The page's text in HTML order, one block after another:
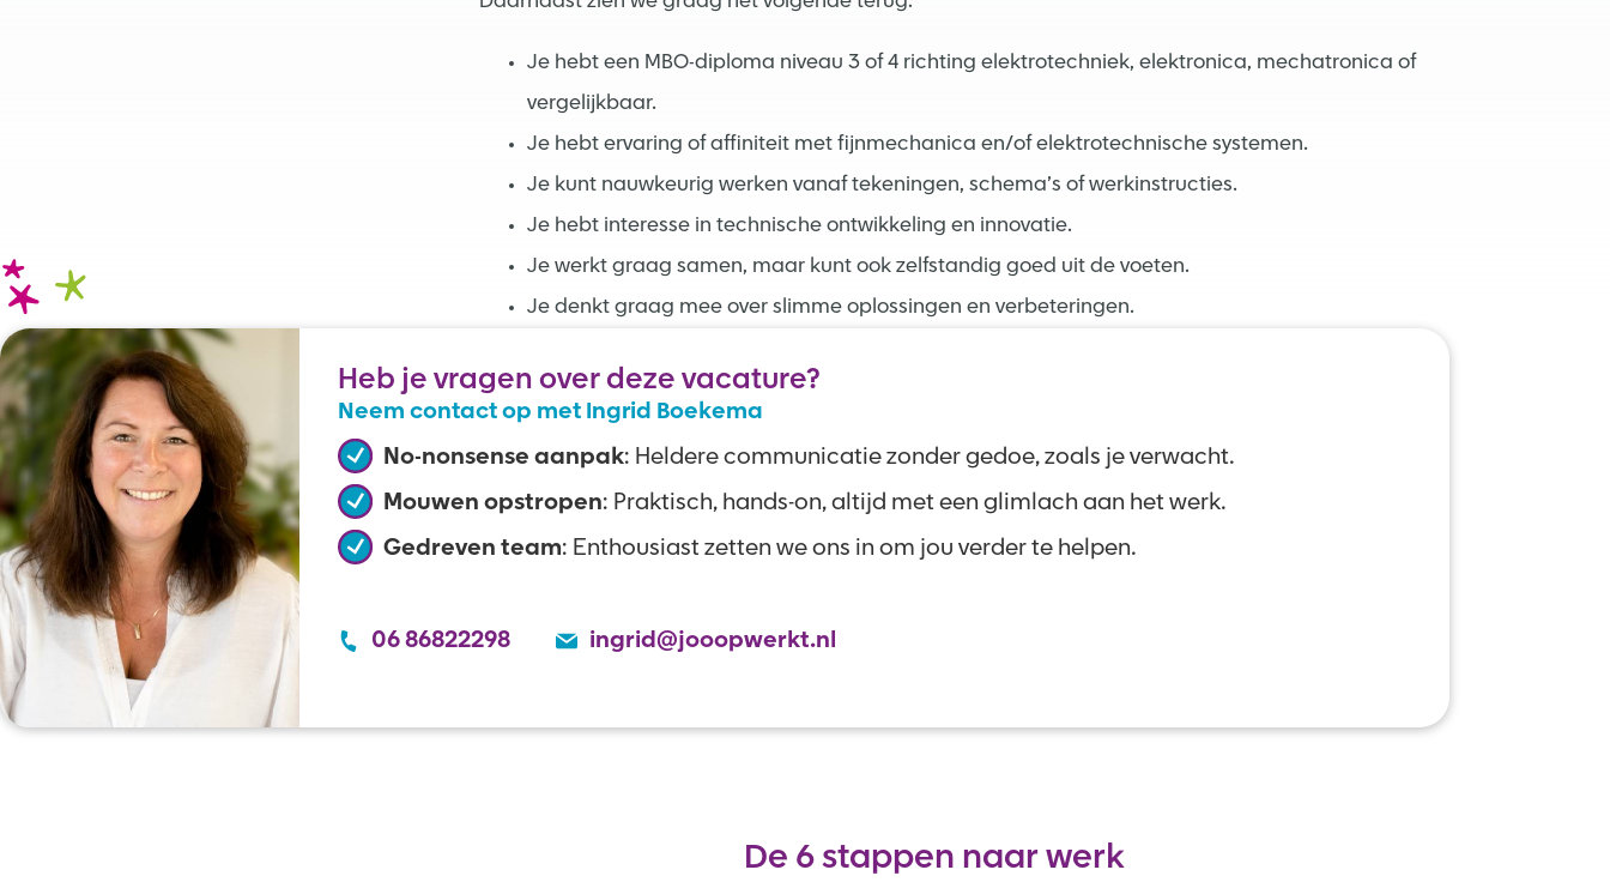
Je hebt een MBO-diploma niveau 3 of 4 richting elektrotechniek, elektronica, mechatronica of
vergelijkbaar.
Je hebt ervaring of affiniteit met fijnmechanica en/of elektrotechnische systemen.
Je kunt nauwkeurig werken vanaf tekeningen, schema’s of werkinstructies.
Je hebt interesse in technische ontwikkeling en innovatie.
Je werkt graag samen, maar kunt ook zelfstandig goed uit de voeten.
Je denkt graag mee over slimme oplossingen en verbeteringen.
Heb je vragen over deze vacature?
Neem contact op met Ingrid Boekema
No-nonsense aanpak: Heldere communicatie zonder gedoe, zoals je verwacht.
Mouwen opstropen: Praktisch, hands-on, altijd met een glimlach aan het werk.
Gedreven team: Enthousiast zetten we ons in om jou verder te helpen.
06 86822298 ingrid@jooopwerkt.nl
De 6 stappen naar werk